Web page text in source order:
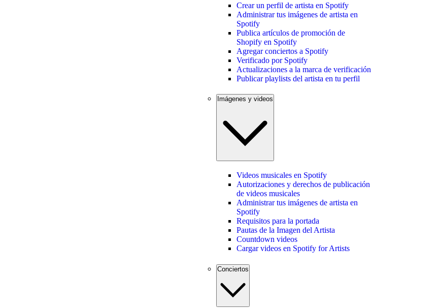
Crear un perfil de artista en Spotify
Administrar tus imágenes de artista en
Spotify
Publica artículos de promoción de
Shopify en Spotify
Agregar conciertos a Spotify
Verificado por Spotify
Actualizaciones a la marca de verificación
Publicar playlists del artista en tu perfil
Imágenes y videos
Videos musicales en Spotify
Autorizaciones y derechos de publicación
de videos musicales
Administrar tus imágenes de artista en
Spotify
Requisitos para la portada
Pautas de la Imagen del Artista
Countdown videos
Cargar videos en Spotify for Artists
Conciertos